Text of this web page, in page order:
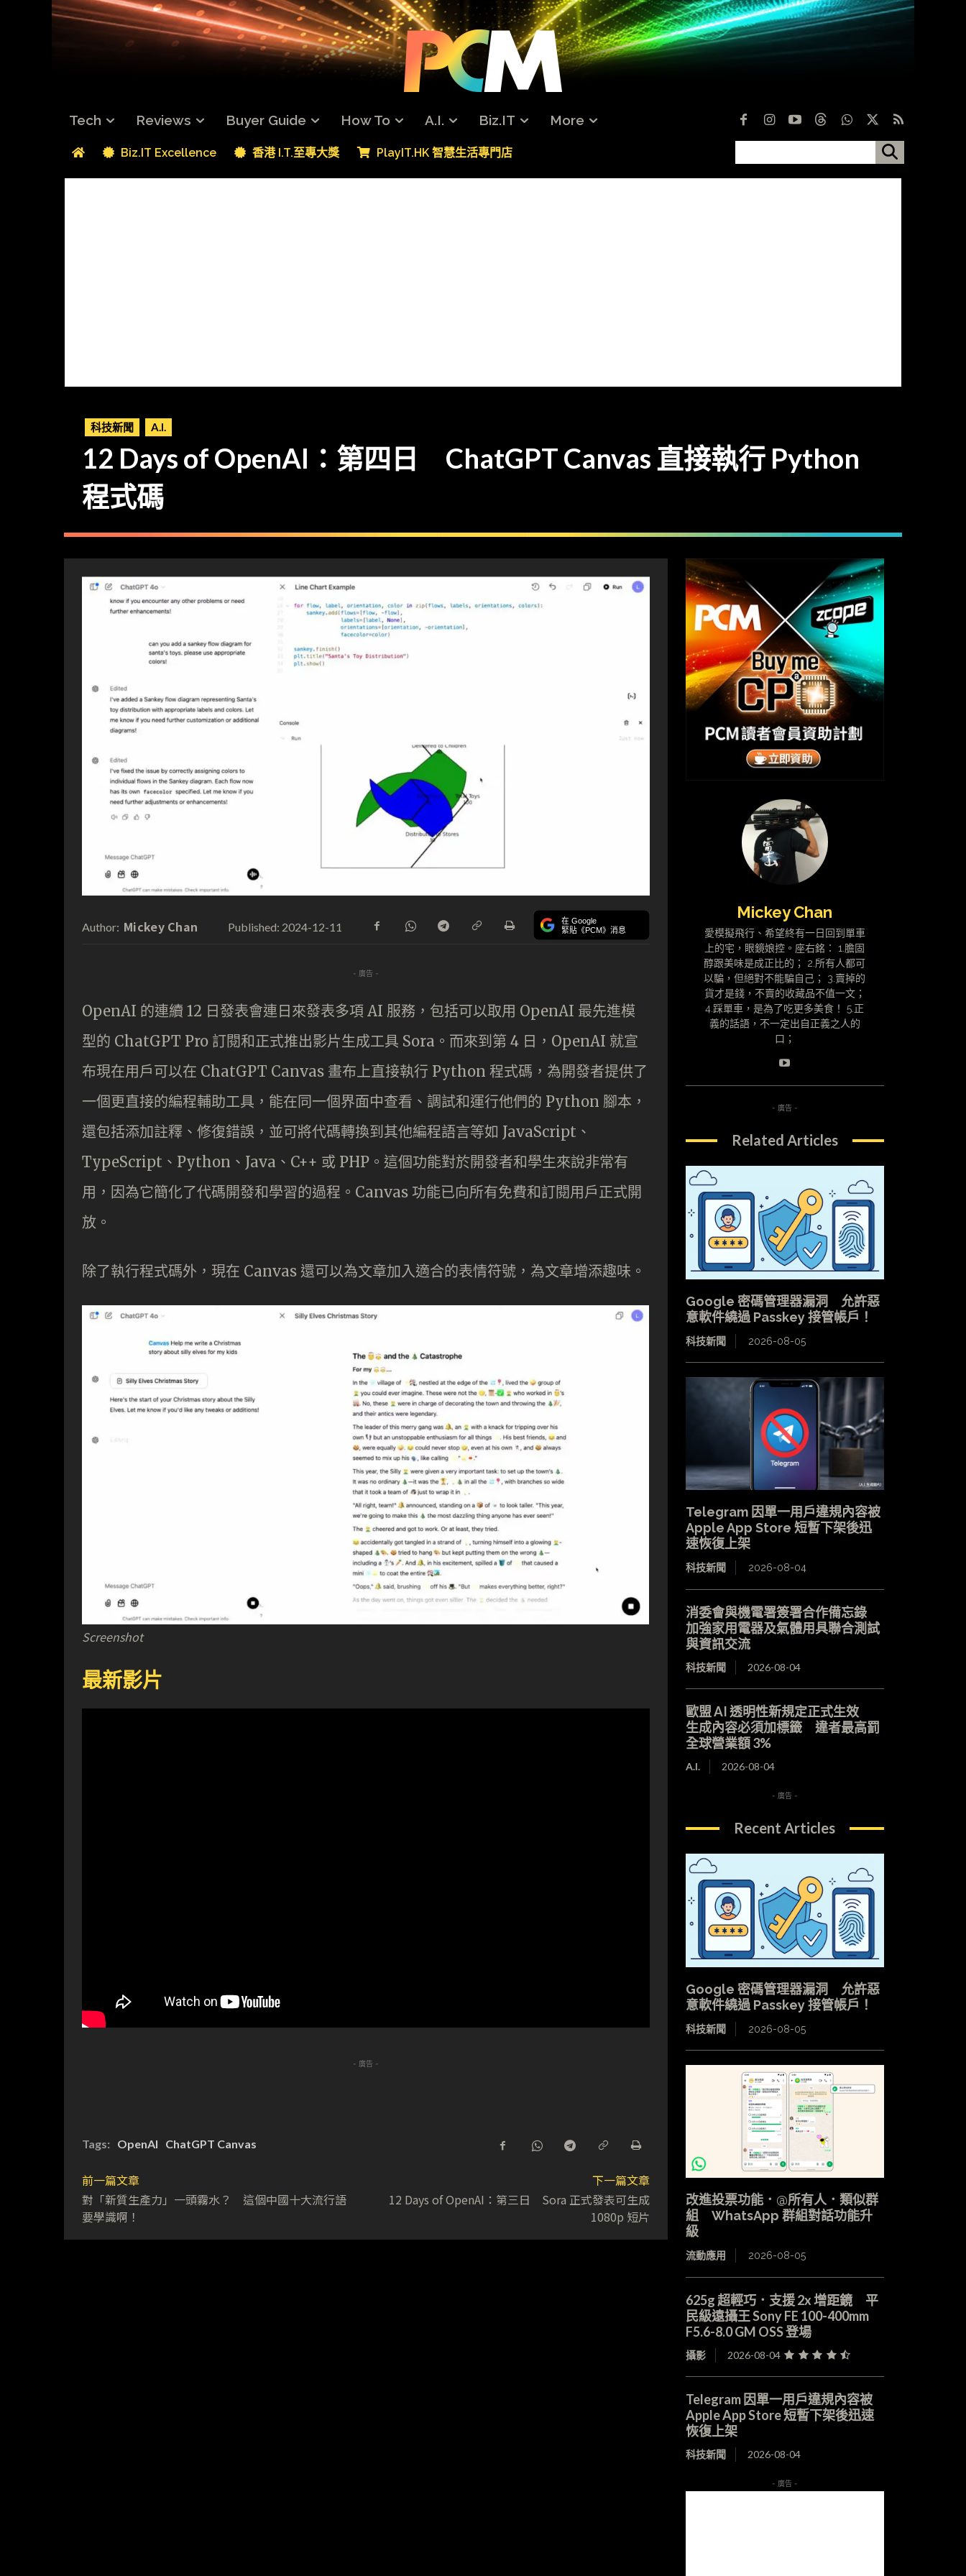
Tech Reviews Buyer Guide How To A.I. Biz.IT More
Biz.IT Excellence 香港 I.T.至專大獎 PlayIT.HK 智慧生活專門店
科技新聞 A.I.
12 Days of OpenAI：第四日 ChatGPT Canvas 直接執行 Python
程式碼
Author: Mickey Chan Published: 2024-12-11 在 Google
緊貼《PCM》消息
- 廣告 -
OpenAI 的連續 12 日發表會連日來發表多項 AI 服務，包括可以取用 OpenAI 最先進模
型的 ChatGPT Pro 訂閱和正式推出影片生成工具 Sora。而來到第 4 日，OpenAI 就宣
布現在用戶可以在 ChatGPT Canvas 畫布上直接執行 Python 程式碼，為開發者提供了
一個更直接的編程輔助工具，能在同一個界面中查看、調試和運行他們的 Python 腳本，
還包括添加註釋、修復錯誤，並可將代碼轉換到其他編程語言等如 JavaScript、
TypeScript、Python、Java、C++ 或 PHP。這個功能對於開發者和學生來說非常有
用，因為它簡化了代碼開發和學習的過程。Canvas 功能已向所有免費和訂閱用戶正式開
放。
除了執行程式碼外，現在 Canvas 還可以為文章加入適合的表情符號，為文章增添趣味。
Screenshot
最新影片
- 廣告 -
Tags: OpenAI ChatGPT Canvas
前一篇文章
對「新質生產力」一頭霧水？ 這個中國十大流行語
要學識啊！
下一篇文章
12 Days of OpenAI：第三日 Sora 正式發表可生成
1080p 短片
Mickey Chan
愛模擬飛行、希望終有一日回到單車
上的宅，眼鏡娘控。座右銘： 1.膽固
醇跟美味是成正比的； 2.所有人都可
以騙，但絕對不能騙自己； 3.賣掉的
貨才是錢，不賣的收藏品不值一文；
4.踩單車，是為了吃更多美食！ 5.正
義的話語，不一定出自正義之人的
口；
- 廣告 -
Related Articles
Google 密碼管理器漏洞 允許惡
意軟件繞過 Passkey 接管帳戶！
科技新聞 2026-08-05
Telegram 因單一用戶違規內容被
Apple App Store 短暫下架後迅
速恢復上架
科技新聞 2026-08-04
消委會與機電署簽署合作備忘錄
加強家用電器及氣體用具聯合測試
與資訊交流
科技新聞 2026-08-04
歐盟 AI 透明性新規定正式生效
生成內容必須加標籤 違者最高罰
全球營業額 3%
A.I. 2026-08-04
- 廣告 -
Recent Articles
Google 密碼管理器漏洞 允許惡
意軟件繞過 Passkey 接管帳戶！
科技新聞 2026-08-05
改進投票功能．@所有人．類似群
組 WhatsApp 群組對話功能升
級
流動應用 2026-08-05
625g 超輕巧．支援 2x 增距鏡 平
民級遠攝王 Sony FE 100-400mm
F5.6-8.0 GM OSS 登場
攝影 2026-08-04
Telegram 因單一用戶違規內容被
Apple App Store 短暫下架後迅速
恢復上架
科技新聞 2026-08-04
- 廣告 -